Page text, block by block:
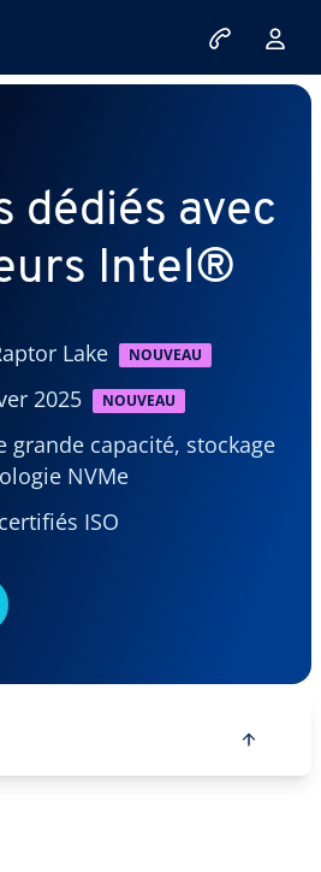
dédiés avec
Intel®
Lake NOUVEAU
2025 NOUVEAU
grande capacité, stockage
NVMe
ISO